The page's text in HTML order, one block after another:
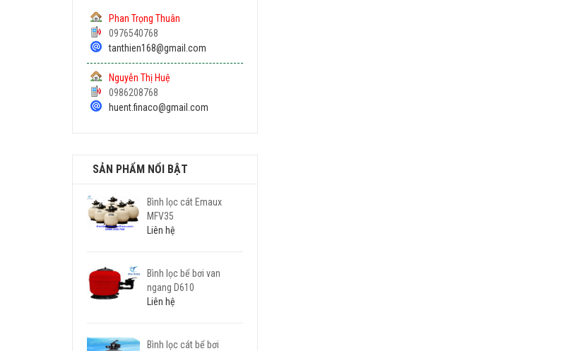
Phan Trọng Thuân
0976540768
tanthien168@gmail.com
Nguyễn Thị Huệ
0986208768
huent.finaco@gmail.com
SẢN PHẨM NỔI BẬT
Bình lọc cát Emaux
MFV35
Liên hệ
Bình lọc bể bơi van
ngang D610
Liên hệ
Bình lọc cát bể bơi